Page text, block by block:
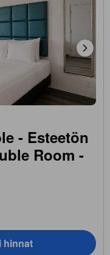
- Esteetön
Room -
hinnat